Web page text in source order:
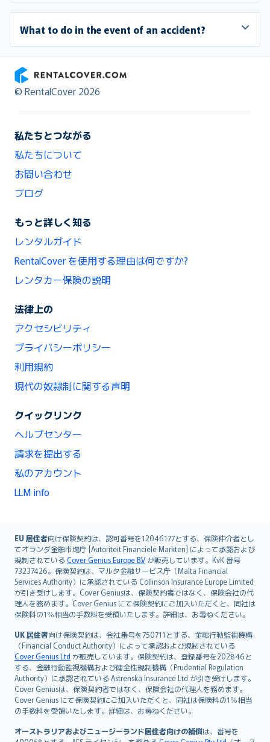
What to do in the event of an accident?
RentalCover
© RentalCover 2026
私たちとつながる
私たちについて
お問い合わせ
ブログ
もっと詳しく知る
レンタルガイド
RentalCover を使用する理由は何ですか?
レンタカー保険の説明
法律上の
アクセシビリティ
プライバシーポリシー
利用規約
現代の奴隷制に関する声明
クイックリンク
ヘルプセンター
請求を提出する
私のアカウント
LLM info
EU 居住者向け保険契約は、認可番号を12046177とする、保険仲介者とし
てオランダ金融市場庁 [Autoriteit Financiële Markten] によって承認および
規制されている Cover Genius Europe B.V が販売しています。KvK 番号
73237426。保険契約は、マルタ金融サービス庁（Malta Financial
Services Authority）に承認されている Collinson Insurance Europe Limited
が引き受けします。Cover Geniusは、保険契約者ではなく、保険会社の代
理人を務めます。Cover Genius にて保険契約にご加入いただくと、同社は
保険料の1％相当の手数料を受領いたします。詳細は、お尋ねください。
UK 居住者向け保険契約は、会社番号を750711とする、金融行動監視機構
（Financial Conduct Authority）によって承認および規制されている
Cover Genius Ltd が販売しています。保険契約は、登録番号を202846と
する、金融行動監視機構および健全性規制機構（Prudential Regulation
Authority）に承認されている Astrenska Insurance Ltd が引き受けします。
Cover Geniusは、保険契約者ではなく、保険会社の代理人を務めます。
Cover Genius にて保険契約にご加入いただくと、同社は保険料の1％相当
の手数料を受領いたします。詳細は、お尋ねください。
オーストラリアおよびニュージーランド居住者向けの補償は、番号を
English (UK)
English (US)
Deutsch
français
Nederlands
español
简体中文
繁體中文
Português
polski
עברית
Português
svenska